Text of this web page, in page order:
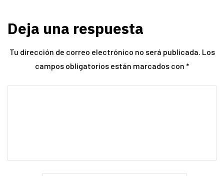
Deja una respuesta
Tu dirección de correo electrónico no será publicada. Los
campos obligatorios están marcados con *